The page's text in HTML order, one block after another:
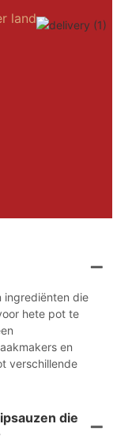
land
ingrediënten die
hete pot te
en
verschillende
die